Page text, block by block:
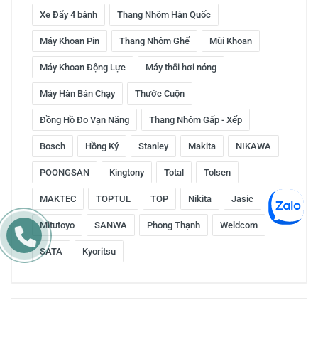
Xe Đẩy 4 bánh Thang Nhôm Hàn Quốc
Máy Khoan Pin Thang Nhôm Ghế Mũi Khoan
Máy Khoan Động Lực Máy thổi hơi nóng
Máy Hàn Bán Chạy Thước Cuộn
Đồng Hồ Đo Vạn Năng Thang Nhôm Gấp - Xếp
Bosch Hồng Ký Stanley Makita NIKAWA
POONGSAN Kingtony Total Tolsen
MAKTEC TOPTUL TOP Nikita Jasic
Mitutoyo SANWA Phong Thạnh Weldcom
SATA Kyoritsu